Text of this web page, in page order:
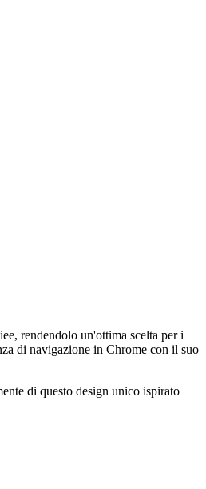
rendendolo un'ottima scelta per i
di navigazione in Chrome con il suo
di questo design unico ispirato